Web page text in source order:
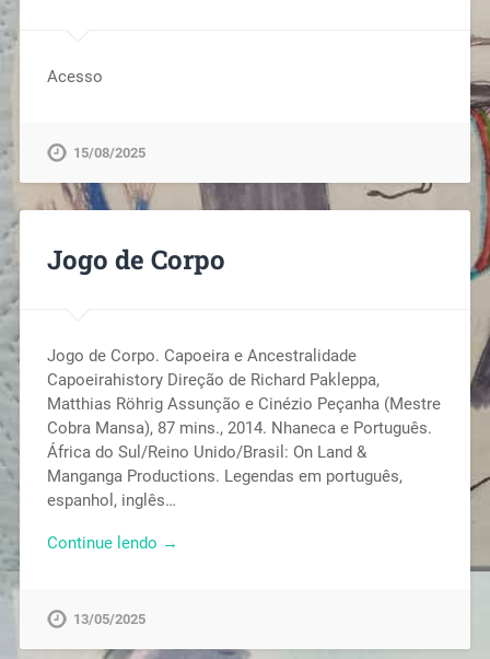
Acesso
15/08/2025
Jogo de Corpo
Jogo de Corpo. Capoeira e Ancestralidade
Capoeirahistory Direção de Richard Pakleppa,
Matthias Röhrig Assunção e Cinézio Peçanha (Mestre
Cobra Mansa), 87 mins., 2014. Nhaneca e Português.
África do Sul/Reino Unido/Brasil: On Land &
Manganga Productions. Legendas em português,
espanhol, inglês…
Continue lendo →
13/05/2025